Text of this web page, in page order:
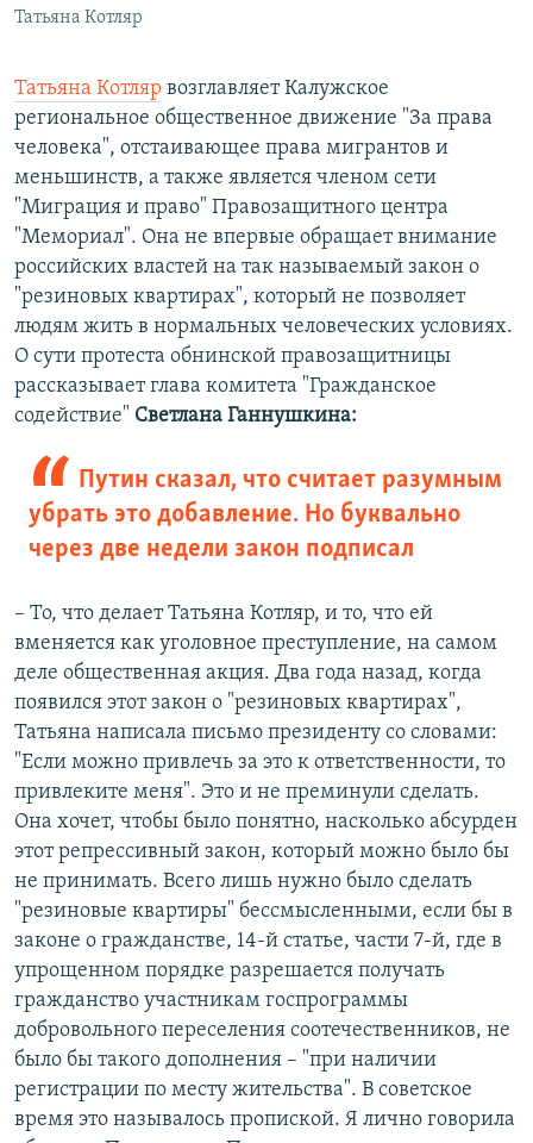
Татьяна Котляр
Татьяна Котляр возглавляет Калужское
региональное общественное движение "За права
человека", отстаивающее права мигрантов и
меньшинств, а также является членом сети
"Миграция и право" Правозащитного центра
"Мемориал". Она не впервые обращает внимание
российских властей на так называемый закон о
"резиновых квартирах", который не позволяет
людям жить в нормальных человеческих условиях.
О сути протеста обнинской правозащитницы
рассказывает глава комитета "Гражданское
содействие" Светлана Ганнушкина:
Путин сказал, что считает разумным
убрать это добавление. Но буквально
через две недели закон подписал
– То, что делает Татьяна Котляр, и то, что ей
вменяется как уголовное преступление, на самом
деле общественная акция. Два года назад, когда
появился этот закон о "резиновых квартирах",
Татьяна написала письмо президенту со словами:
"Если можно привлечь за это к ответственности, то
привлеките меня". Это и не преминули сделать.
Она хочет, чтобы было понятно, насколько абсурден
этот репрессивный закон, который можно было бы
не принимать. Всего лишь нужно было сделать
"резиновые квартиры" бессмысленными, если бы в
законе о гражданстве, 14-й статье, части 7-й, где в
упрощенном порядке разрешается получать
гражданство участникам госпрограммы
добровольного переселения соотечественников, не
было бы такого дополнения – "при наличии
регистрации по месту жительства". В советское
время это называлось пропиской. Я лично говорила